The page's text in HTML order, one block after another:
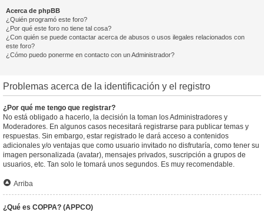
Acerca de phpBB
¿Quién programó este foro?
¿Por qué este foro no tiene tal cosa?
¿Con quién se puede contactar acerca de abusos o usos ilegales relacionados con
este foro?
¿Cómo puedo ponerme en contacto con un Administrador?
Problemas acerca de la identificación y el registro
¿Por qué me tengo que registrar?
No está obligado a hacerlo, la decisión la toman los Administradores y
Moderadores. En algunos casos necesitará registrarse para publicar temas y
respuestas. Sin embargo, estar registrado le dará acceso a contenidos
adicionales y/o ventajas que como usuario invitado no disfrutaría, como tener su
imagen personalizada (avatar), mensajes privados, suscripción a grupos de
usuarios, etc. Tan solo le tomará unos segundos. Es muy recomendable.
Arriba
¿Qué es COPPA? (APPCO)